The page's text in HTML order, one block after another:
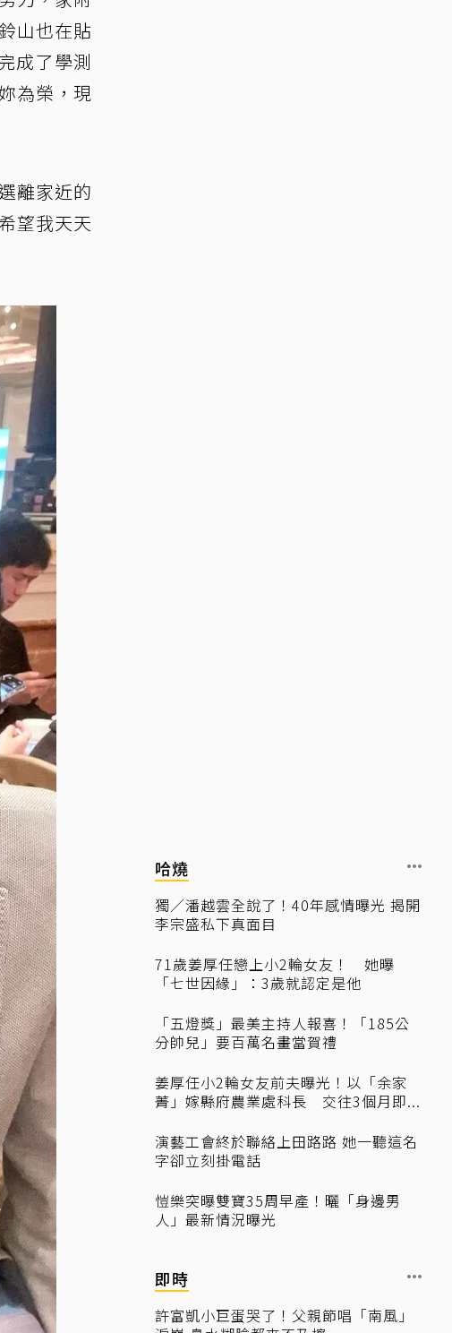
山也在貼
成了學測
為榮，現
離家近的
望我天天
哈燒
獨／潘越雲全說了！40年感情曝光 揭開
李宗盛私下真面目
71歲姜厚任戀上小2輪女友！ 她曝
「七世因緣」：3歲就認定是他
「五燈獎」最美主持人報喜！「185公
分帥兒」要百萬名畫當賀禮
姜厚任小2輪女友前夫曝光！以「余家
菁」嫁縣府農業處科長 交往3個月即...
演藝工會終於聯絡上田路路 她一聽這名
字卻立刻掛電話
愷樂突曝雙寶35周早產！曬「身邊男
人」最新情況曝光
即時
許富凱小巨蛋哭了！父親節唱「南風」